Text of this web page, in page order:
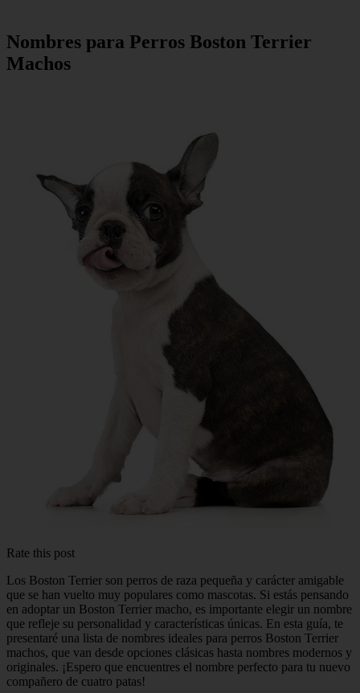
Nombres para Perros Boston Terrier
Machos
Rate this post
Los Boston Terrier son perros de raza pequeña y carácter amigable
que se han vuelto muy populares como mascotas. Si estás pensando
en adoptar un Boston Terrier macho, es importante elegir un nombre
que refleje su personalidad y características únicas. En esta guía, te
presentaré una lista de nombres ideales para perros Boston Terrier
machos, que van desde opciones clásicas hasta nombres modernos y
originales. ¡Espero que encuentres el nombre perfecto para tu nuevo
compañero de cuatro patas!